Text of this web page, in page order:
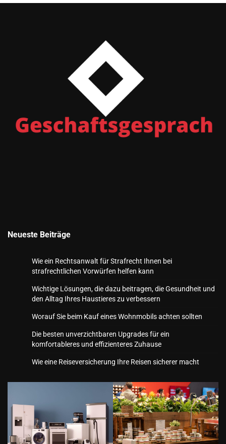
Neueste Beiträge
Wie ein Rechtsanwalt für Strafrecht Ihnen bei
strafrechtlichen Vorwürfen helfen kann
Wichtige Lösungen, die dazu beitragen, die Gesundheit und
den Alltag Ihres Haustieres zu verbessern
Worauf Sie beim Kauf eines Wohnmobils achten sollten
Die besten unverzichtbaren Upgrades für ein
komfortableres und effizienteres Zuhause
Wie eine Reiseversicherung Ihre Reisen sicherer macht